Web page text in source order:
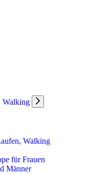
Walking
Walking
für Frauen
Männer